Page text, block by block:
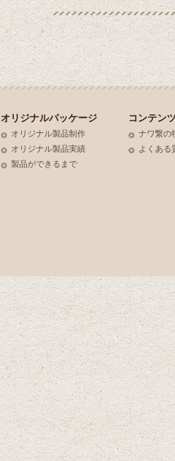
オリジナルパッケージ
オリジナル製品制作
オリジナル製品実績
製品ができるまで
コンテン
ナワ繋の
よくある